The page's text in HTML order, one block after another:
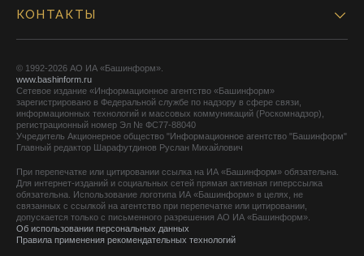
КОНТАКТЫ
© 1992-2026 АО ИА «Башинформ».
www.bashinform.ru
Сетевое издание «Информационное агентство «Башинформ»
зарегистрировано в Федеральной службе по надзору в сфере связи,
информационных технологий и массовых коммуникаций (Роскомнадзор),
регистрационный номер Эл № ФС77-88040
Учредитель Акционерное общество "Информационное агентство "Башинформ"
Главный редактор Шарафутдинов Руслан Михайлович
При перепечатке или цитировании ссылка на ИА «Башинформ» обязательна.
Для интернет-изданий и социальных сетей прямая активная гиперссылка
обязательна. Использование логотипа ИА «Башинформ» в целях, не
связанных с ссылкой на агентство при перепечатке или цитировании,
допускается только с письменного разрешения АО ИА «Башинформ».
Об использовании персональных данных
Правила применения рекомендательных технологий